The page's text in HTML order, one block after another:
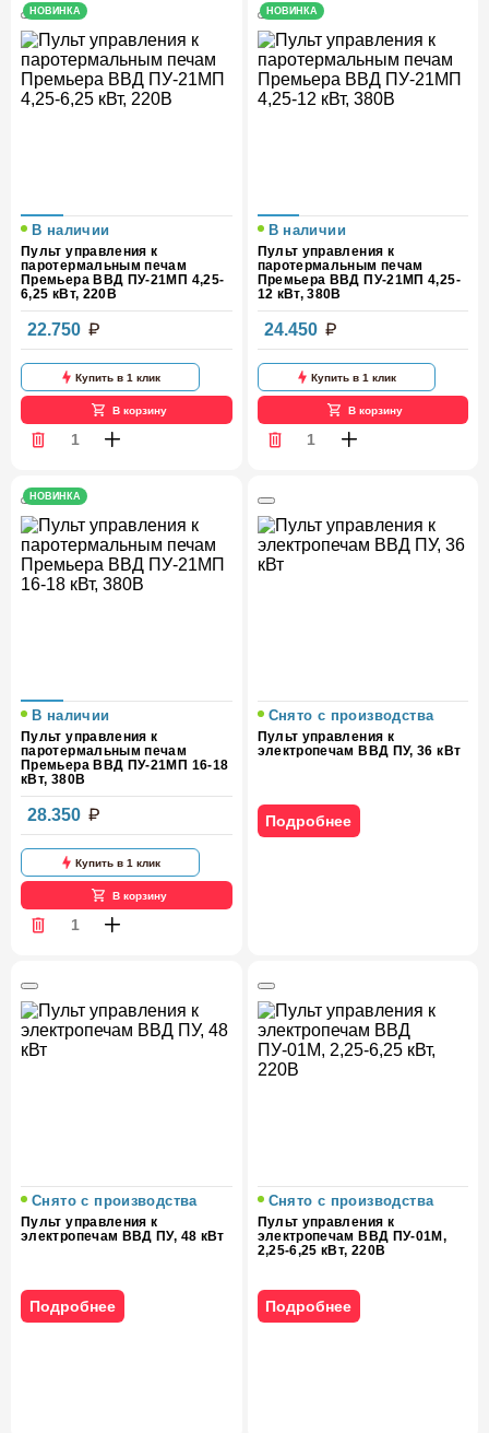
НОВИНКА
В наличии
Пульт управления к
паротермальным печам
Премьера ВВД ПУ-21МП 4,25-
6,25 кВт, 220В
22.750
Купить в 1 клик
В корзину
НОВИНКА
В наличии
Пульт управления к
паротермальным печам
Премьера ВВД ПУ-21МП 4,25-
12 кВт, 380В
24.450
Купить в 1 клик
В корзину
НОВИНКА
В наличии
Пульт управления к
паротермальным печам
Премьера ВВД ПУ-21МП 16-18
кВт, 380В
28.350
Купить в 1 клик
В корзину
Снято с производства
Пульт управления к
электропечам ВВД ПУ, 36 кВт
Подробнее
Снято с производства
Пульт управления к
электропечам ВВД ПУ, 48 кВт
Подробнее
Снято с производства
Пульт управления к
электропечам ВВД ПУ-01М,
2,25-6,25 кВт, 220В
Подробнее